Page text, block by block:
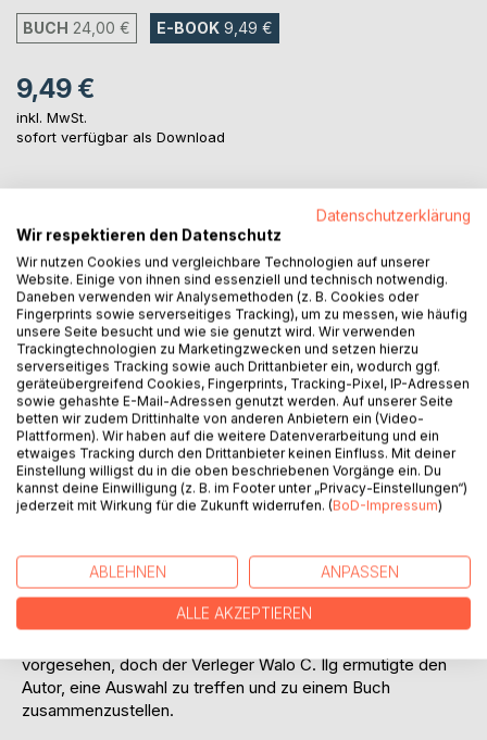
BUCH 24,00 € E-BOOK 9,49 €
9,49 €
inkl. MwSt.
sofort verfügbar als Download
Auf die Merkliste
Titel bewerten
BESCHREIBUNG
Schauspielen und Reiseberichten entstanden, dazu über
zweitausend Seiten Tagebuchnotizen und musikalische
vorgesehen, doch der Verleger Walo C. Ilg ermutigte den
Autor, eine Auswahl zu treffen und zu einem Buch
zusammenzustellen.
Datenschutzerklärung
Wir respektieren den Datenschutz
Wir nutzen Cookies und vergleichbare Technologien auf unserer
Website. Einige von ihnen sind essenziell und technisch notwendig.
Daneben verwenden wir Analysemethoden (z. B. Cookies oder
Fingerprints sowie serverseitiges Tracking), um zu messen, wie häufig
unsere Seite besucht und wie sie genutzt wird. Wir verwenden
Trackingtechnologien zu Marketingzwecken und setzen hierzu
serverseitiges Tracking sowie auch Drittanbieter ein, wodurch ggf.
geräteübergreifend Cookies, Fingerprints, Tracking-Pixel, IP-Adressen
sowie gehashte E-Mail-Adressen genutzt werden. Auf unserer Seite
betten wir zudem Drittinhalte von anderen Anbietern ein (Video-
Plattformen). Wir haben auf die weitere Datenverarbeitung und ein
etwaiges Tracking durch den Drittanbieter keinen Einfluss. Mit deiner
Einstellung willigst du in die oben beschriebenen Vorgänge ein. Du
kannst deine Einwilligung (z. B. im Footer unter „Privacy-Einstellungen“)
jederzeit mit Wirkung für die Zukunft widerrufen. (BoD-Impressum)
ABLEHNEN ANPASSEN
ALLE AKZEPTIEREN